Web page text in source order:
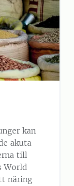
kan
akuta
till
World
näring